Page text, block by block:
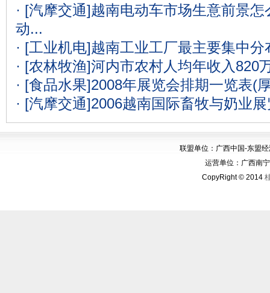
· [汽摩交通]越南电动车市场生意前景怎
动...
· [工业机电]越南工业工厂最主要集中分
· [农林牧渔]河内市农村人均年收入820
· [食品水果]2008年展览会排期一览表(
· [汽摩交通]2006越南国际畜牧与奶业
联盟单位：广西中国-东盟
运营单位：广西南
CopyRight © 2014